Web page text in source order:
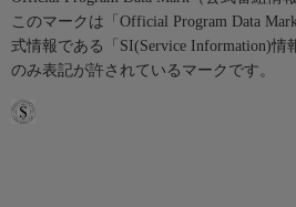
このマークは「Official Program Data
式情報である「SI(Service Information)情
のみ表記が許されているマークです。